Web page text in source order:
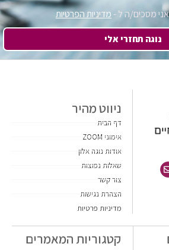
מסכים/ה ל -מדיניות הפרטיות
נוגה תחזרי אלי
ניווט מהיר
דף הבית
אימוני ZOOM
אודות נוגה אלון
שאלות נפוצות
צור קשר
הצהרת נגישות
מדיניות פרטיות
קטגוריות המאמרים